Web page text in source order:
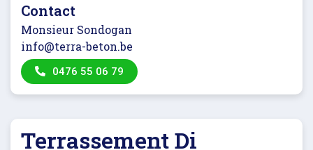
Contact
Monsieur Sondogan
info@terra-beton.be
0476 55 06 79
Terrassement Di